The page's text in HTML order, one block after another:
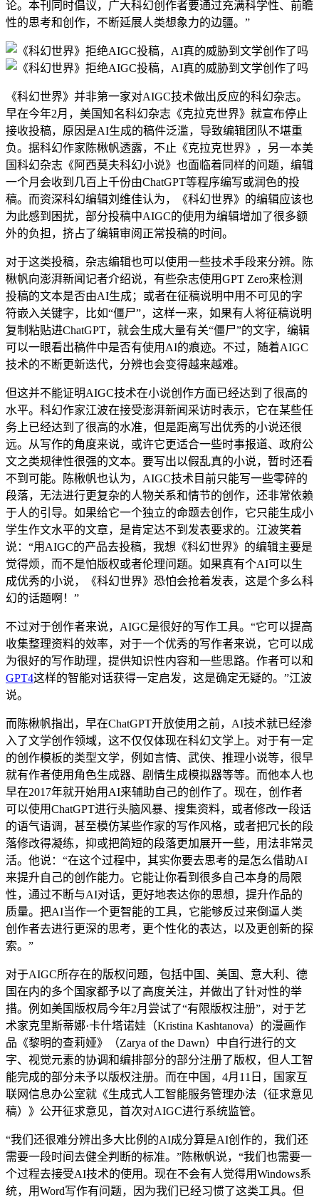
论。本刊同时倡议，广大科幻创作者要通过充满科学性、前瞻
性的思考和创作，不断延展人类想象力的边疆。”
《科幻世界》并非第一家对AIGC技术做出反应的科幻杂志。
早在今年2月，美国知名科幻杂志《克拉克世界》就宣布停止
接收投稿，原因是AI生成的稿件泛滥，导致编辑团队不堪重
负。据科幻作家陈楸帆透露，不止《克拉克世界》，另一本美
国科幻杂志《阿西莫夫科幻小说》也面临着同样的问题，编辑
一个月会收到几百上千份由ChatGPT等程序编写或润色的投
稿。而资深科幻编辑刘维佳认为，《科幻世界》的编辑应该也
为此感到困扰，部分投稿中AIGC的使用为编辑增加了很多额
外的负担，挤占了编辑审阅正常投稿的时间。
对于这类投稿，杂志编辑也可以使用一些技术手段来分辨。陈
楸帆向澎湃新闻记者介绍说，有些杂志使用GPT Zero来检测
投稿的文本是否由AI生成；或者在征稿说明中用不可见的字
符嵌入关键字，比如“僵尸”，这样一来，如果有人将征稿说明
复制粘贴进ChatGPT，就会生成大量有关“僵尸”的文字，编辑
可以一眼看出稿件中是否有使用AI的痕迹。不过，随着AIGC
技术的不断更新迭代，分辨也会变得越来越难。
但这并不能证明AIGC技术在小说创作方面已经达到了很高的
水平。科幻作家江波在接受澎湃新闻采访时表示，它在某些任
务上已经达到了很高的水准，但是距离写出优秀的小说还很
远。从写作的角度来说，或许它更适合一些时事报道、政府公
文之类规律性很强的文本。要写出以假乱真的小说，暂时还看
不到可能。陈楸帆也认为，AIGC技术目前只能写一些零碎的
段落，无法进行更复杂的人物关系和情节的创作，还非常依赖
于人的引导。如果给它一个独立的命题去创作，它只能生成小
学生作文水平的文章，是肯定达不到发表要求的。江波笑着
说：“用AIGC的产品去投稿，我想《科幻世界》的编辑主要是
觉得烦，而不是怕版权或者伦理问题。如果真有个AI可以生
成优秀的小说，《科幻世界》恐怕会抢着发表，这是个多么科
幻的话题啊！”
不过对于创作者来说，AIGC是很好的写作工具。“它可以提高
收集整理资料的效率，对于一个优秀的写作者来说，它可以成
为很好的写作助理，提供知识性内容和一些思路。作者可以和
GPT4这样的智能对话获得一定启发，这是确定无疑的。”江波
说。
而陈楸帆指出，早在ChatGPT开放使用之前，AI技术就已经渗
入了文学创作领域，这不仅仅体现在科幻文学上。对于有一定
的创作模板的类型文学，例如言情、武侠、推理小说等，很早
就有作者使用角色生成器、剧情生成模拟器等等。而他本人也
早在2017年就开始用AI来辅助自己的创作了。现在，创作者
可以使用ChatGPT进行头脑风暴、搜集资料，或者修改一段话
的语气语调，甚至模仿某些作家的写作风格，或者把冗长的段
落修改得凝练，抑或把简短的段落更加展开一些，用法非常灵
活。他说：“在这个过程中，其实你要去思考的是怎么借助AI
来提升自己的创作能力。它能让你看到很多自己本身的局限
性，通过不断与AI对话，更好地表达你的思想，提升作品的
质量。把AI当作一个更智能的工具，它能够反过来倒逼人类
创作者去进行更深的思考，更个性化的表达，以及更创新的探
索。”
对于AIGC所存在的版权问题，包括中国、美国、意大利、德
国在内的多个国家都予以了高度关注，并做出了针对性的举
措。例如美国版权局今年2月尝试了“有限版权注册”，对于艺
术家克里斯蒂娜·卡什塔诺娃（Kristina Kashtanova）的漫画作
品《黎明的查莉娅》（Zarya of the Dawn）中自行进行的文
字、视觉元素的协调和编排部分的部分注册了版权，但人工智
能完成的部分未予以版权注册。而在中国，4月11日，国家互
联网信息办公室就《生成式人工智能服务管理办法（征求意见
稿）》公开征求意见，首次对AIGC进行系统监管。
“我们还很难分辨出多大比例的AI成分算是AI创作的，我们还
需要一段时间去健全判断的标准。”陈楸帆说，“我们也需要一
个过程去接受AI技术的使用。现在不会有人觉得用Windows系
统，用Word写作有问题，因为我们已经习惯了这类工具。但